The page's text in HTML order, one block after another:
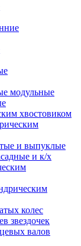
модульные
хвостовиком
и выпуклые
и к/х
колес
звездочек
валов